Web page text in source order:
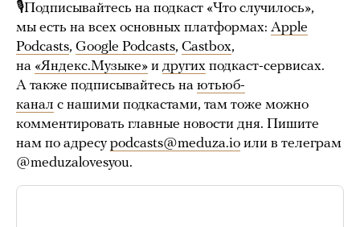
🎙Подписывайтесь на подкаст «Что случилось»,
мы есть на всех основных платформах: Apple
Podcasts, Google Podcasts, Castbox,
на «Яндекс.Музыке» и других подкаст-сервисах.
А также подписывайтесь на ютьюб-
канал с нашими подкастами, там тоже можно
комментировать главные новости дня. Пишите
нам по адресуpodcasts@meduza.io или в телеграм
@meduzalovesyou.